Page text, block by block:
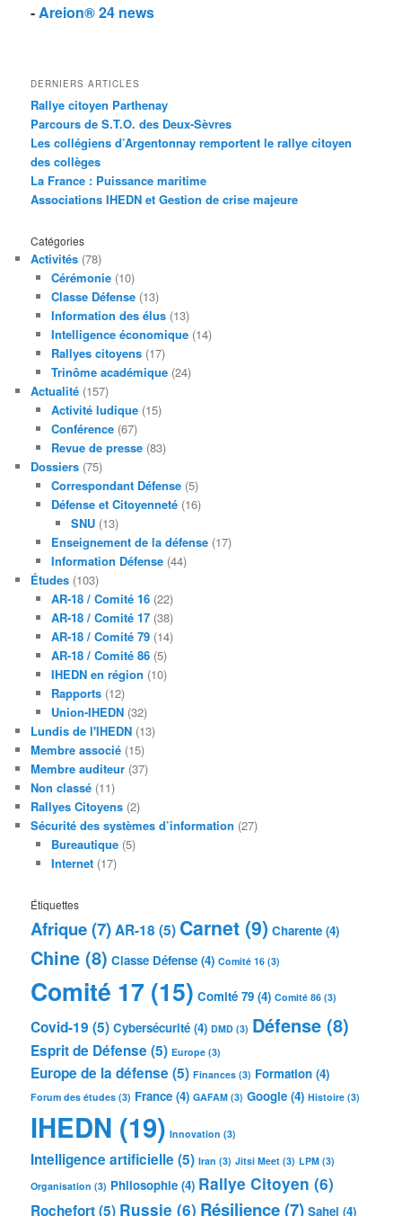
-Areion® 24 news
DERNIERS ARTICLES
Rallye citoyen Parthenay
Parcours de S.T.O. des Deux-Sèvres
Les collégiens d’Argentonnay remportent le rallye citoyen
des collèges
La France : Puissance maritime
Associations IHEDN et Gestion de crise majeure
Catégories
Activités (78)
Cérémonie(10)
Classe Défense(13)
Information des élus(13)
Intelligence économique(14)
Rallyes citoyens(17)
Trinôme académique(24)
Actualité (157)
Activité ludique(15)
Conférence(67)
Revue de presse(83)
Dossiers (75)
Correspondant Défense(5)
Défense et Citoyenneté(16)
SNU (13)
Enseignement de la défense(17)
Information Défense(44)
Études (103)
AR-18 / Comité 16(22)
AR-18 / Comité 17(38)
AR-18 / Comité 79(14)
AR-18 / Comité 86(5)
IHEDN en région (10)
Rapports(12)
Union-IHEDN(32)
Lundis de l'IHEDN (13)
Membre associé (15)
Membre auditeur (37)
Non classé (11)
Rallyes Citoyens (2)
Sécurité des systèmes d’information (27)
Bureautique(5)
Internet(17)
Étiquettes
Afrique(7)AR-18 (5) Carnet(9) Charente (4)
Chine (8) Classe Défense (4) Comité 16 (3)
Comité 17 (15) Comité 79 (4) Comité 86 (3)
Covid-19 (5) Cybersécurité (4) DMD (3) Défense (8)
Esprit de Défense (5) Europe (3)
Europe de la défense (5) Finances (3) Formation (4)
Forum des études (3) France (4) GAFAM (3) Google (4) Histoire (3)
IHEDN (19) Innovation (3)
Intelligence artificielle (5) Iran (3) Jitsi Meet (3) LPM (3)
Organisation (3) Philosophie (4) Rallye Citoyen (6)
Rochefort(5) Russie (6) Résilience(7) Sahel (4)